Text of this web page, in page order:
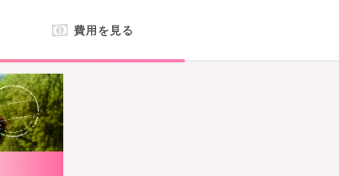
費用を見る